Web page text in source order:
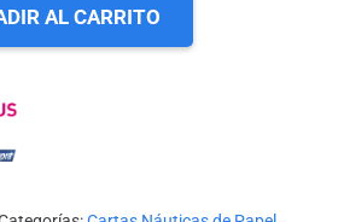
AL CARRITO